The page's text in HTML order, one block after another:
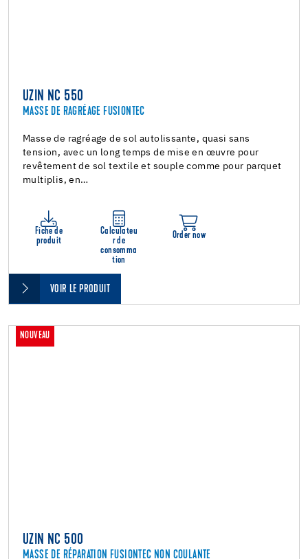
UZIN NC 550
MASSE DE RAGRÉAGE FUSIONTEC
Masse de ragréage de sol autolissante, quasi sans
tension, avec un long temps de mise en œuvre pour
revêtement de sol textile et souple comme pour parquet
multiplis, en…
Fiche de
produit
Calculateu
r de
consomma
tion
Order now
VOIR LE PRODUIT
NOUVEAU
UZIN NC 500
MASSE DE RÉPARATION FUSIONTEC NON COULANTE